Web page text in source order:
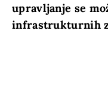
upravljanje se
infrastrukturnih